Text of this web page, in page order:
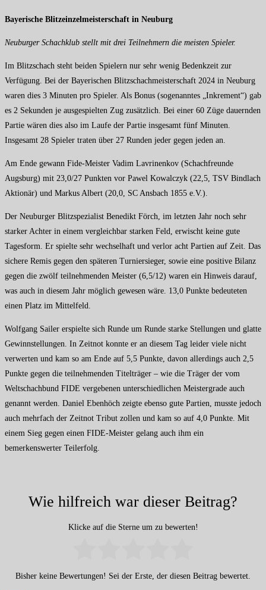
Bayerische Blitzeinzelmeisterschaft in Neuburg
Neuburger Schachklub stellt mit drei Teilnehmern die meisten Spieler.
Im Blitzschach steht beiden Spielern nur sehr wenig Bedenkzeit zur
Verfügung. Bei der Bayerischen Blitzschachmeisterschaft 2024 in Neuburg
waren dies 3 Minuten pro Spieler. Als Bonus (sogenanntes „Inkrement“) gab
es 2 Sekunden je ausgespielten Zug zusätzlich. Bei einer 60 Züge dauernden
Partie wären dies also im Laufe der Partie insgesamt fünf Minuten.
Insgesamt 28 Spieler traten über 27 Runden jeder gegen jeden an.
Am Ende gewann Fide-Meister Vadim Lavrinenkov (Schachfreunde
Augsburg) mit 23,0/27 Punkten vor Pawel Kowalczyk (22,5, TSV Bindlach
Aktionär) und Markus Albert (20,0, SC Ansbach 1855 e.V.).
Der Neuburger Blitzspezialist Benedikt Förch, im letzten Jahr noch sehr
starker Achter in einem vergleichbar starken Feld, erwischt keine gute
Tagesform. Er spielte sehr wechselhaft und verlor acht Partien auf Zeit. Das
sichere Remis gegen den späteren Turniersieger, sowie eine positive Bilanz
gegen die zwölf teilnehmenden Meister (6,5/12) waren ein Hinweis darauf,
was auch in diesem Jahr möglich gewesen wäre. 13,0 Punkte bedeuteten
einen Platz im Mittelfeld.
Wolfgang Sailer erspielte sich Runde um Runde starke Stellungen und glatte
Gewinnstellungen. In Zeitnot konnte er an diesem Tag leider viele nicht
verwerten und kam so am Ende auf 5,5 Punkte, davon allerdings auch 2,5
Punkte gegen die teilnehmenden Titelträger – wie die Träger der vom
Weltschachbund FIDE vergebenen unterschiedlichen Meistergrade auch
genannt werden. Daniel Ebenhöch zeigte ebenso gute Partien, musste jedoch
auch mehrfach der Zeitnot Tribut zollen und kam so auf 4,0 Punkte. Mit
einem Sieg gegen einen FIDE-Meister gelang auch ihm ein
bemerkenswerter Teilerfolg.
Wie hilfreich war dieser Beitrag?
Klicke auf die Sterne um zu bewerten!
Bisher keine Bewertungen! Sei der Erste, der diesen Beitrag bewertet.